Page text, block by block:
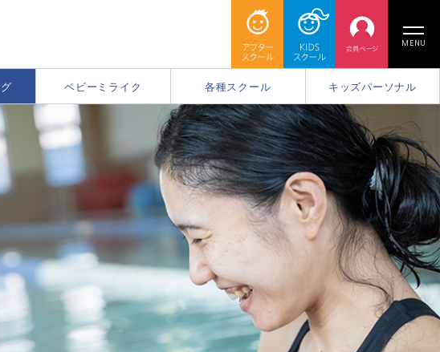
MENU
ベビーミライク 各種スクール キッズパーソナル